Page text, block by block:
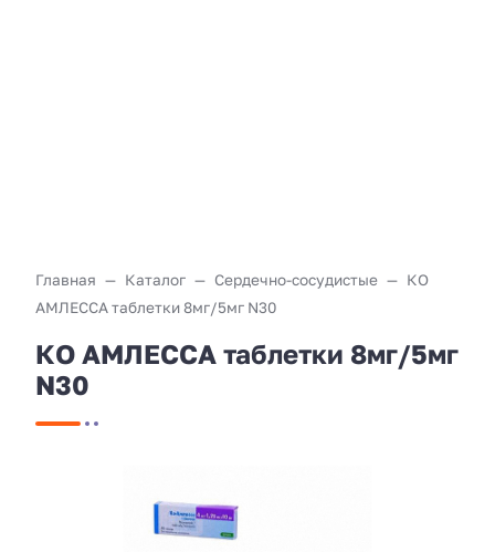
Главная Каталог Сердечно-сосудистые
КО
АМЛЕССА таблетки 8мг/5мг N30
КО АМЛЕССА таблетки 8мг/5мг
N30